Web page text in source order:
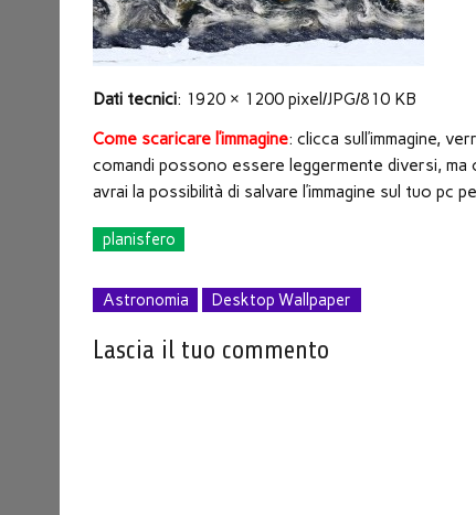
Dati tecnici: 1920 × 1200 pixel/JPG/810 KB
Come scaricare l’immagine: clicca sull’immagine,
comandi possono essere leggermente diversi,
avrai la possibilità di salvare l’immagine sul tuo pc
planisfero
Astronomia Desktop Wallpaper
Lascia il tuo commento